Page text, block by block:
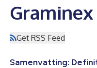
Graminex
Get RSS Feed
Samenvatting: